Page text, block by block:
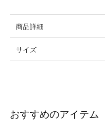
商品詳細
サイズ
おすすめのアイテム